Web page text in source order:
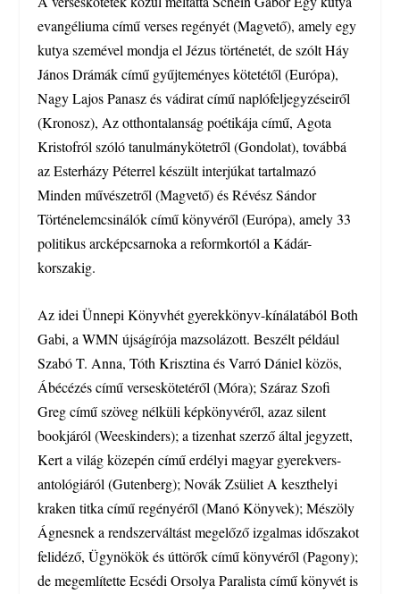
evangéliuma című verses regényét (Magvető), amely egy
kutya szemével mondja el Jézus történetét, de szólt Háy
János Drámák című gyűjteményes kötetétől (Európa),
Nagy Lajos Panasz és vádirat című naplófeljegyzéseiről
(Kronosz), Az otthontalanság poétikája című, Agota
Kristofról szóló tanulmánykötetről (Gondolat), továbbá
az Esterházy Péterrel készült interjúkat tartalmazó
Minden művészetről (Magvető) és Révész Sándor
Történelemcsinálók című könyvéről (Európa), amely 33
politikus arcképcsarnoka a reformkortól a Kádár-
korszakig.
Az idei Ünnepi Könyvhét gyerekkönyv-kínálatából Both
Gabi, a WMN újságírója mazsolázott. Beszélt például
Szabó T. Anna, Tóth Krisztina és Varró Dániel közös,
Ábécézés című verseskötetéről (Móra); Száraz Szofi
Greg című szöveg nélküli képkönyvéről, azaz silent
bookjáról (Weeskinders); a tizenhat szerző által jegyzett,
Kert a világ közepén című erdélyi magyar gyerekvers-
antológiáról (Gutenberg); Novák Zsüliet A keszthelyi
kraken titka című regényéről (Manó Könyvek); Mészöly
Ágnesnek a rendszerváltást megelőző izgalmas időszakot
felidéző, Ügynökök és úttörők című könyvéről (Pagony);
de megemlítette Ecsédi Orsolya Paralista című könyvét is